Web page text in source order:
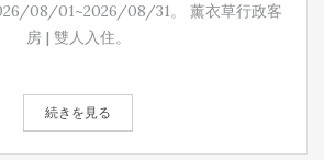
08/01~2026/08/31。 薰衣草行政客
房 | 雙人入住。
続きを見る